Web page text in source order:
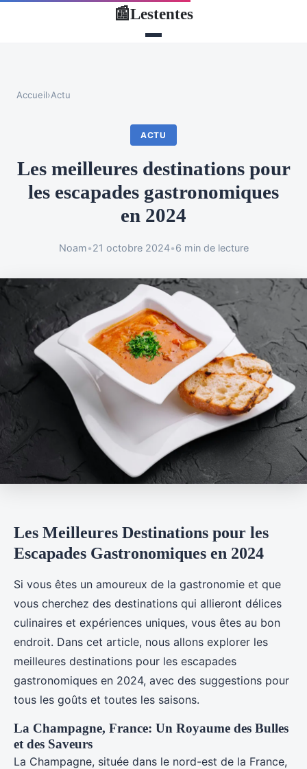
📰Lestentes
Accueil›Actu
ACTU
Les meilleures destinations pour
les escapades gastronomiques
en 2024
Noam•21 octobre 2024•6 min de lecture
Les Meilleures Destinations pour les
Escapades Gastronomiques en 2024
Si vous êtes un amoureux de la gastronomie et que
vous cherchez des destinations qui allieront délices
culinaires et expériences uniques, vous êtes au bon
endroit. Dans cet article, nous allons explorer les
meilleures destinations pour les escapades
gastronomiques en 2024, avec des suggestions pour
tous les goûts et toutes les saisons.
La Champagne, France: Un Royaume des Bulles
et des Saveurs
La Champagne, située dans le nord-est de la France,